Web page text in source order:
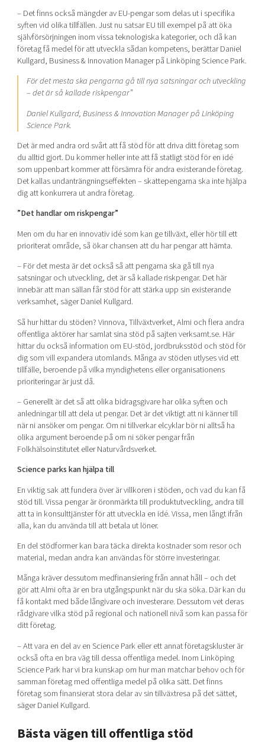
– Det finns också mängder av EU-pengar som delas ut i specifika
syften vid olika tillfällen. Just nu satsar EU till exempel på att öka
självförsörjningen inom vissa teknologiska kategorier, och då kan
företag få medel för att utveckla sådan kompetens, berättar Daniel
Kullgard, Business & Innovation Manager på Linköping Science Park.
För det mesta ska pengarna gå till nya satsningar och utveckling
– det är så kallade riskpengar”
Daniel Kullgard, Business & Innovation Manager på Linköping
Science Park.
Det är med andra ord svårt att få stöd för att driva ditt företag som
du alltid gjort. Du kommer heller inte att få statligt stöd för en idé
som uppenbart kommer att försämra för andra existerande företag.
Det kallas undanträngningseffekten – skattepengarna ska inte hjälpa
dig att konkurrera ut andra företag.
”Det handlar om riskpengar”
Men om du har en innovativ idé som kan ge tillväxt, eller hör till ett
prioriterat område, så ökar chansen att du har pengar att hämta.
– För det mesta är det också så att pengarna ska gå till nya
satsningar och utveckling, det är så kallade riskpengar. Det här
innebär att man sällan får stöd för att stärka upp sin existerande
verksamhet, säger Daniel Kullgard.
Så hur hittar du stöden? Vinnova, Tillväxtverket, Almi och flera andra
offentliga aktörer har samlat sina stöd på sajten verksamt.se. Här
hittar du också information om EU-stöd, jordbruksstöd och stöd för
dig som vill expandera utomlands. Många av stöden utlyses vid ett
tillfälle, beroende på vilka myndighetens eller organisationens
prioriteringar är just då.
– Generellt är det så att olika bidragsgivare har olika syften och
anledningar till att dela ut pengar. Det är det viktigt att ni känner till
när ni ansöker om pengar. Om ni tillverkar elcyklar bör ni alltså ha
olika argument beroende på om ni söker pengar från
Folkhälsoinstitutet eller Naturvårdsverket.
Science parks kan hjälpa till
En viktig sak att fundera över är villkoren i stöden, och vad du kan få
stöd till. Vissa pengar är öronmärkta till produktutveckling, andra till
att ta in konsulttjänster för att utveckla en idé. Vissa, men långt ifrån
alla, kan du använda till att betala ut löner.
En del stödformer kan bara täcka direkta kostnader som resor och
material, medan andra kan användas för större investeringar.
Många kräver dessutom medfinansiering från annat håll – och det
gör att Almi ofta är en bra utgångspunkt när du ska söka. Där kan du
få kontakt med både långivare och investerare. Dessutom vet deras
rådgivare vilka stöd på regional och nationell nivå som kan passa för
ditt företag.
– Att vara en del av en Science Park eller ett annat företagskluster är
också ofta en bra väg till dessa offentliga medel. Inom Linköping
Science Park har vi bra kunskap om hur man matchar behov och för
samman företag med offentliga medel på olika sätt. Det finns
företag som finansierat stora delar av sin tillväxtresa på det sättet,
säger Daniel Kullgard.
Bästa vägen till offentliga stöd